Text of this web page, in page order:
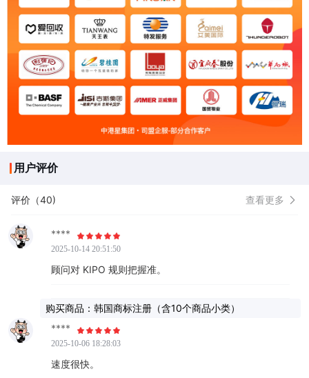
用户评价
评价（40) 查看更多
****
2025-10-14 20:51:50
顾问对 KIPO 规则把握准。
购买商品：韩国商标注册（含10个商品小类）
****
2025-10-06 18:28:03
速度很快。